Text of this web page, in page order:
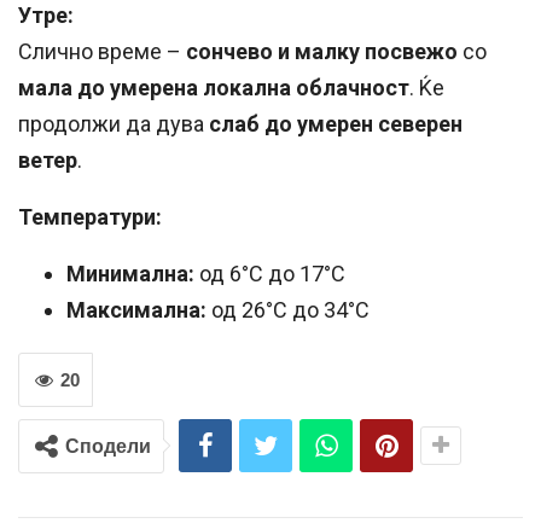
Утре:
Слично време – сончево и малку посвежо со
мала до умерена локална облачност. Ќе
продолжи да дува слаб до умерен северен
ветер.
Температури:
Минимална: од 6°C до 17°C
Максимална: од 26°C до 34°C
20
Сподели